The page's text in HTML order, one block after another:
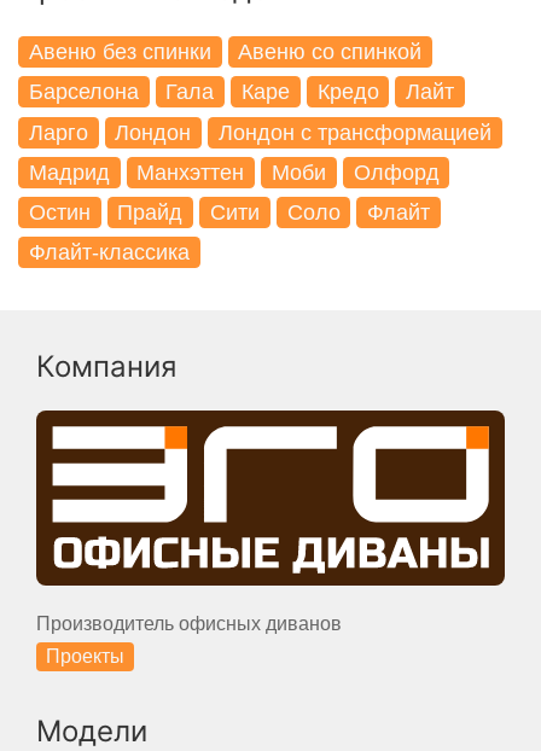
Авеню без спинки
Авеню со спинкой
Барселона
Гала Каре Кредо
Лайт
Ларго
Лондон
Лондон с трансформацией
Мадрид
Манхэттен Моби
Олфорд
Остин
Прайд Сити Соло
Флайт
Флайт-классика
Компания
Производитель офисных диванов
Проекты
Модели